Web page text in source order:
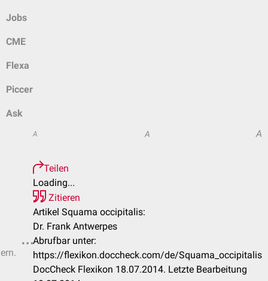
Jobs
CME
Flexa
Piccer
Ask
A A A
Teilen
Loading...
Zitieren
Artikel Squama occipitalis:
Dr. Frank Antwerpes
Abrufbar unter:
https://flexikon.doccheck.com/de/Squama_occipitalis
DocCheck Flexikon 18.07.2014. Letzte Bearbeitung